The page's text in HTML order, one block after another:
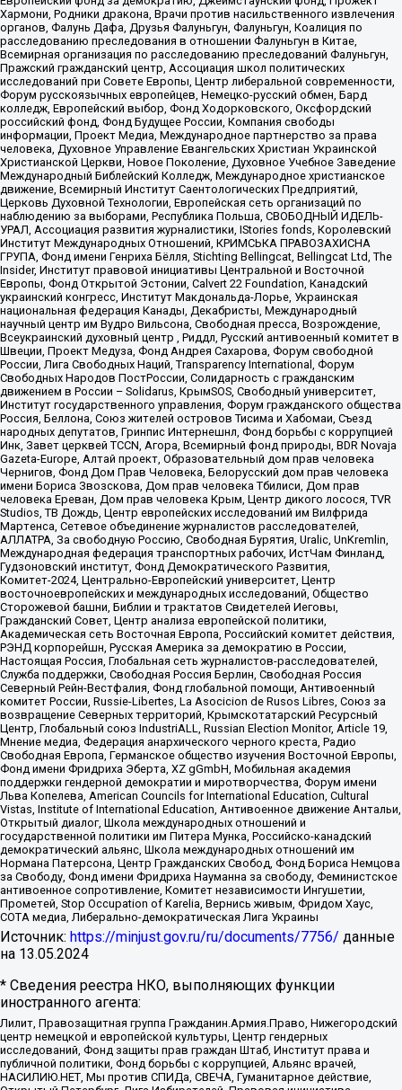
Хармони, Родники дракона, Врачи против насильственного извлечения
органов, Фалунь Дафа, Друзья Фалуньгун, Фалуньгун, Коалиция по
расследованию преследования в отношении Фалуньгун в Китае,
Всемирная организация по расследованию преследований Фалуньгун,
Пражский гражданский центр, Ассоциация школ политических
исследований при Совете Европы, Центр либеральной современности,
Форум русскоязычных европейцев, Немецко-русский обмен, Бард
колледж, Европейский выбор, Фонд Ходорковского, Оксфордский
российский фонд, Фонд Будущее России, Компания свободы
информации, Проект Медиа, Международное партнерство за права
человека, Духовное Управление Евангельских Христиан Украинской
Христианской Церкви, Новое Поколение, Духовное Учебное Заведение
Международный Библейский Колледж, Международное христианское
движение, Всемирный Институт Саентологических Предприятий,
Церковь Духовной Технологии, Европейская сеть организаций по
наблюдению за выборами, Республика Польша, СВОБОДНЫЙ ИДЕЛЬ-
УРАЛ, Ассоциация развития журналистики, IStories fonds, Королевский
Институт Международных Отношений, КРИМСЬКА ПРАВОЗАХИСНА
ГРУПА, Фонд имени Генриха Бёлля, Stichting Bellingcat, Bellingcat Ltd, The
Insider, Институт правовой инициативы Центральной и Восточной
Европы, Фонд Открытой Эстонии, Calvert 22 Foundation, Канадский
украинский конгресс, Институт Макдональда-Лорье, Украинская
национальная федерация Канады, Декабристы, Международный
научный центр им Вудро Вильсона, Свободная пресса, Возрождение,
Всеукраинский духовный центр , Риддл, Русский антивоенный комитет в
Швеции, Проект Медуза, Фонд Андрея Сахарова, Форум свободной
России, Лига Свободных Наций, Transparеncy International, Форум
Свободных Народов ПостРоссии, Солидарность с гражданским
движением в России – Solidarus, КрымSOS, Свободный университет,
Институт государственного управления, Форум гражданского общества
Россия, Беллона, Союз жителей островов Тисима и Хабомаи, Съезд
народных депутатов, Гринпис Интернешнл, Фонд борьбы с коррупцией
Инк, Завет церквей TCCN, Агора, Всемирный фонд природы, BDR Novaja
Gazeta-Europe, Алтай проект, Образовательный дом прав человека
Чернигов, Фонд Дом Прав Человека, Белорусский дом прав человека
имени Бориса Звозскова, Дом прав человека Тбилиси, Дом прав
человека Ереван, Дом прав человека Крым, Центр дикого лосося, TVR
Studios, ТВ Дождь, Центр европейских исследований им Вилфрида
Мартенса, Сетевое объединение журналистов расследователей,
АЛЛАТРА, За свободную Россию, Свободная Бурятия, Uralic, UnKremlin,
Международная федерация транспортных рабочих, ИстЧам Финланд,
Гудзоновский институт, Фонд Демократического Развития,
Комитет-2024, Центрально-Европейский университет, Центр
восточноевропейских и международных исследований, Общество
Сторожевой башни, Библии и трактатов Свидетелей Иеговы,
Гражданский Совет, Центр анализа европейской политики,
Академическая сеть Восточная Европа, Российский комитет действия,
РЭНД корпорейшн, Русская Америка за демократию в России,
Настоящая Россия, Глобальная сеть журналистов-расследователей,
Служба поддержки, Свободная Россия Берлин, Свободная Россия
Северный Рейн-Вестфалия, Фонд глобальной помощи, Антивоенный
комитет России, Russie-Libertes, La Asocicion de Rusos Libres, Союз за
возвращение Северных территорий, Крымскотатарский Ресурсный
Центр, Глобальный союз IndustriALL, Russian Election Monitor, Article 19,
Мнение медиа, Федерация анархического черного креста, Радио
Свободная Европа, Германское общество изучения Восточной Европы,
Фонд имени Фридриха Эберта, XZ gGmbH, Мобильная академия
поддержки гендерной демократии и миротворчества, Форум имени
Льва Копелева, American Councils for International Education, Cultural
Vistas, Institute of International Education, Антивоенное движение Антальи,
Открытый диалог, Школа международных отношений и
государственной политики им Питера Мунка, Российско-канадский
демократический альянс, Школа международных отношений им
Нормана Патерсона, Центр Гражданских Свобод, Фонд Бориса Немцова
за Свободу, Фонд имени Фридриха Науманна за свободу, Феминистское
антивоенное сопротивление, Комитет независимости Ингушетии,
Прометей, Stop Occupation of Karelia, Вернись живым, Фридом Хаус,
СОТА медиа, Либерально-демократическая Лига Украины
Источник: https://minjust.gov.ru/ru/documents/7756/ данные
на 13.05.2024
* Сведения реестра НКО, выполняющих функции
иностранного агента:
Лилит, Правозащитная группа Гражданин.Армия.Право, Нижегородский
центр немецкой и европейской культуры, Центр гендерных
исследований, Фонд защиты прав граждан Штаб, Институт права и
публичной политики, Фонд борьбы с коррупцией, Альянс врачей,
НАСИЛИЮ.НЕТ, Мы против СПИДа, СВЕЧА, Гуманитарное действие,